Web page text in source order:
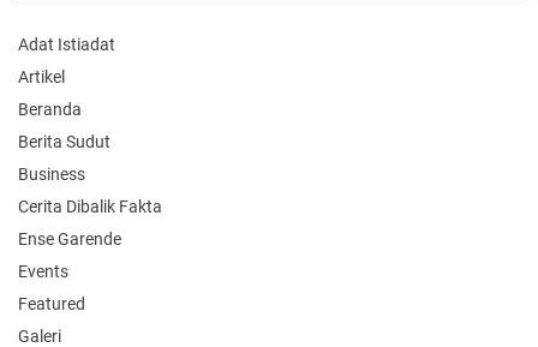
Adat Istiadat
Artikel
Beranda
Berita Sudut
Business
Cerita Dibalik Fakta
Ense Garende
Events
Featured
Galeri